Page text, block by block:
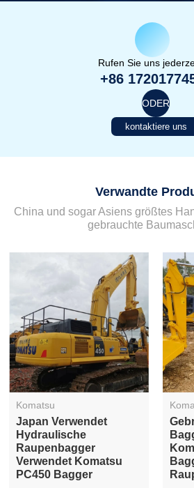
Rufen Sie uns
+86
ODER
kontaktiere uns
Verwandte
China und sogar Asiens größtes
gebrauchte
Komatsu
20 Tonnen Gebrauchter
Komatsu PC200-
Bagger, Gebrauchter
Mittelgroßer
Hydraulischer
35-